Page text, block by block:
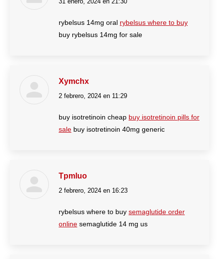
dice:
rybelsus 14mg oral rybelsus where to buy
buy rybelsus 14mg for sale
Xymchx
dice:
2 febrero, 2024 en 11:29
buy isotretinoin cheap buy isotretinoin pills for
sale buy isotretinoin 40mg generic
Tpmluo
dice:
2 febrero, 2024 en 16:23
rybelsus where to buy semaglutide order
online semaglutide 14 mg us